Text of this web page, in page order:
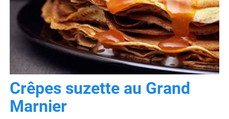
Crêpes suzette au Grand
Marnier